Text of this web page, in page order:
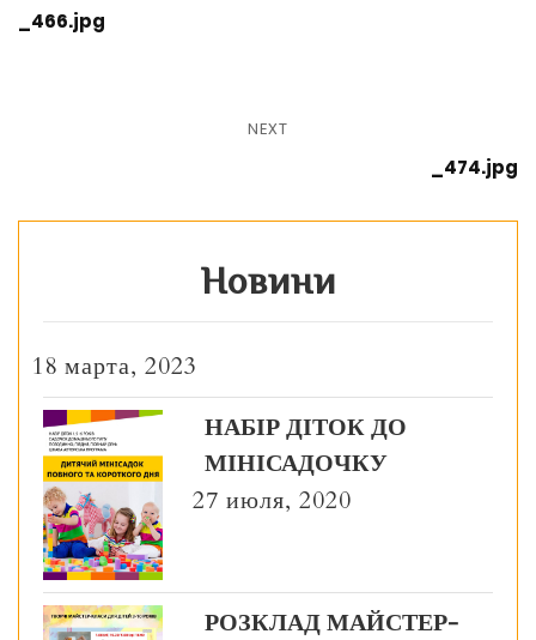
_466.jpg
NEXT
_474.jpg
Новини
18 марта, 2023
НАБІР ДІТОК ДО
МІНІСАДОЧКУ
27 июля, 2020
РОЗКЛАД МАЙСТЕР-